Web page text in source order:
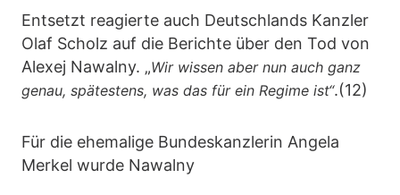
Entsetzt reagierte auch Deutschlands Kanzler
Olaf Scholz auf die Berichte über den Tod von
Alexej Nawalny. „Wir wissen aber nun auch ganz
genau, spätestens, was das für ein Regime ist“.(12)
Für die ehemalige Bundeskanzlerin Angela
Merkel wurde Nawalny